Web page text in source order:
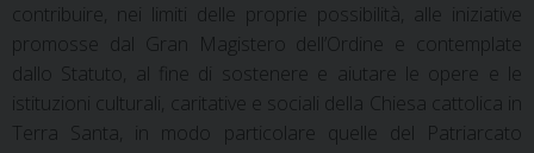
contribuire, nei limiti delle proprie possibilità, alle iniziative
promosse dal Gran Magistero dell’Ordine e contemplate
dallo Statuto, al fine di sostenere e aiutare le opere e le
istituzioni culturali, caritative e sociali della Chiesa cattolica in
Terra Santa, in modo particolare quelle del Patriarcato